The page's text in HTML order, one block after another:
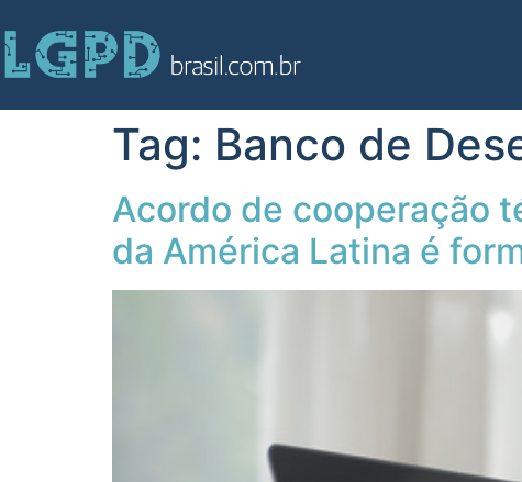
Tag: Banco de
Acordo de cooperação
da América Latina é